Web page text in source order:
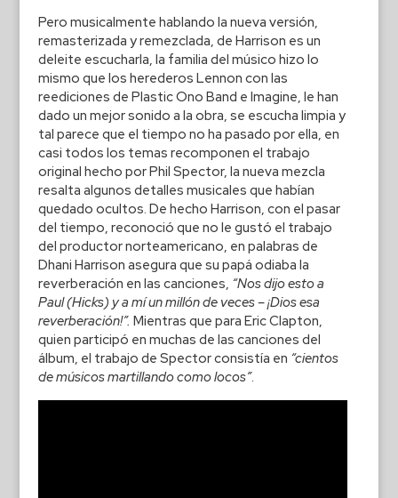
Pero musicalmente hablando la nueva versión,
remasterizada y remezclada, de Harrison es un
deleite escucharla, la familia del músico hizo lo
mismo que los herederos Lennon con las
reediciones de Plastic Ono Band e Imagine, le han
dado un mejor sonido a la obra, se escucha limpia y
tal parece que el tiempo no ha pasado por ella, en
casi todos los temas recomponen el trabajo
original hecho por Phil Spector, la nueva mezcla
resalta algunos detalles musicales que habían
quedado ocultos. De hecho Harrison, con el pasar
del tiempo, reconoció que no le gustó el trabajo
del productor norteamericano, en palabras de
Dhani Harrison asegura que su papá odiaba la
reverberación en las canciones, “Nos dijo esto a
Paul (Hicks) y a mí un millón de veces – ¡Dios esa
reverberación!”. Mientras que para Eric Clapton,
quien participó en muchas de las canciones del
álbum, el trabajo de Spector consistía en “cientos
de músicos martillando como locos”.